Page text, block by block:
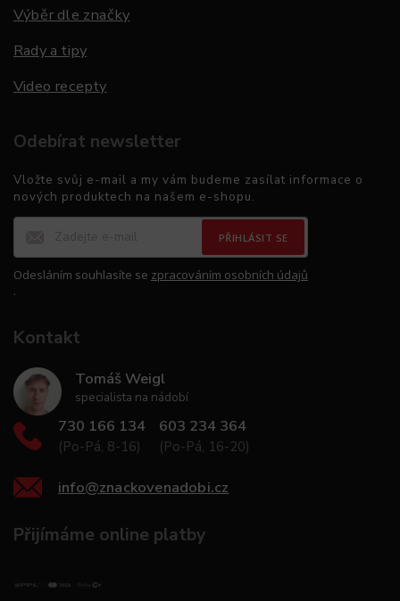
Výběr dle značky
Rady a tipy
Video recepty
Odebírat newsletter
Vložte svůj e-mail a my vám budeme zasílat informace o
nových produktech na našem e-shopu.
PŘIHLÁSIT SE
Odesláním souhlasíte se zpracováním osobních údajů
.
Kontakt
Tomáš Weigl
specialista na nádobí
730 166 134
(Po-Pá, 8-16)
603 234 364
(Po-Pá, 16-20)
info@znackovenadobi.cz
Přijímáme online platby